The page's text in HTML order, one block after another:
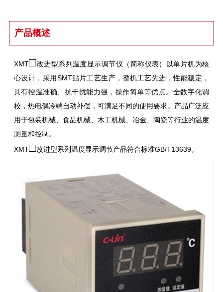
产品概述
XMT□改进型系列温度显示调节仪（简称仪表）以单片机为核
心设计，采用SMT贴片工艺生产，整机工艺先进，性能稳定，
具有控温准确、抗干扰能力强，操作简单等优点。全数字化调
校，热电偶冷端自动补偿，可满足不同的使用要求。产品广泛应
用于包装机械、食品机械、木工机械、冶金、陶瓷等行业的温度
测量和控制。
XMT□改进型系列温度显示调节产品符合标准GB/T13639。